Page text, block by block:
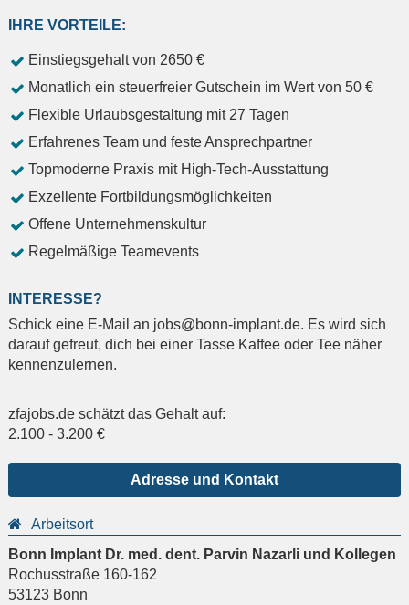
IHRE VORTEILE:
Einstiegsgehalt von 2650 €
Monatlich ein steuerfreier Gutschein im Wert von 50 €
Flexible Urlaubsgestaltung mit 27 Tagen
Erfahrenes Team und feste Ansprechpartner
Topmoderne Praxis mit High-Tech-Ausstattung
Exzellente Fortbildungsmöglichkeiten
Offene Unternehmenskultur
Regelmäßige Teamevents
INTERESSE?
Schick eine E-Mail an jobs@bonn-implant.de. Es wird sich
darauf gefreut, dich bei einer Tasse Kaffee oder Tee näher
kennenzulernen.
zfajobs.de schätzt das Gehalt auf:
2.100 - 3.200 €
Adresse und Kontakt
Arbeitsort
Bonn Implant Dr. med. dent. Parvin Nazarli und Kollegen
Rochusstraße 160-162
53123 Bonn